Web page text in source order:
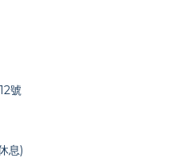
號
息)